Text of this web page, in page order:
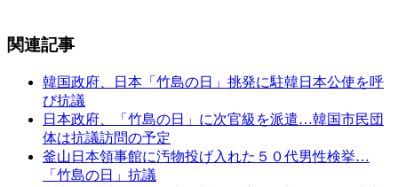
関連記事
韓国政府、日本「竹島の日」挑発に駐韓日本公使を呼
び抗議
日本政府、「竹島の日」に次官級を派遣…韓国市民団
体は抗議訪問の予定
釜山日本領事館に汚物投げ入れた５０代男性検挙…
「竹島の日」抗議